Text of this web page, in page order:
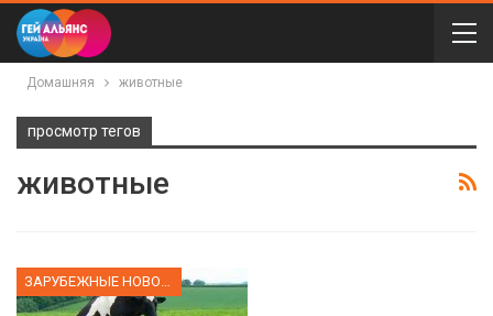
Домашняя животные
просмотр тегов
животные